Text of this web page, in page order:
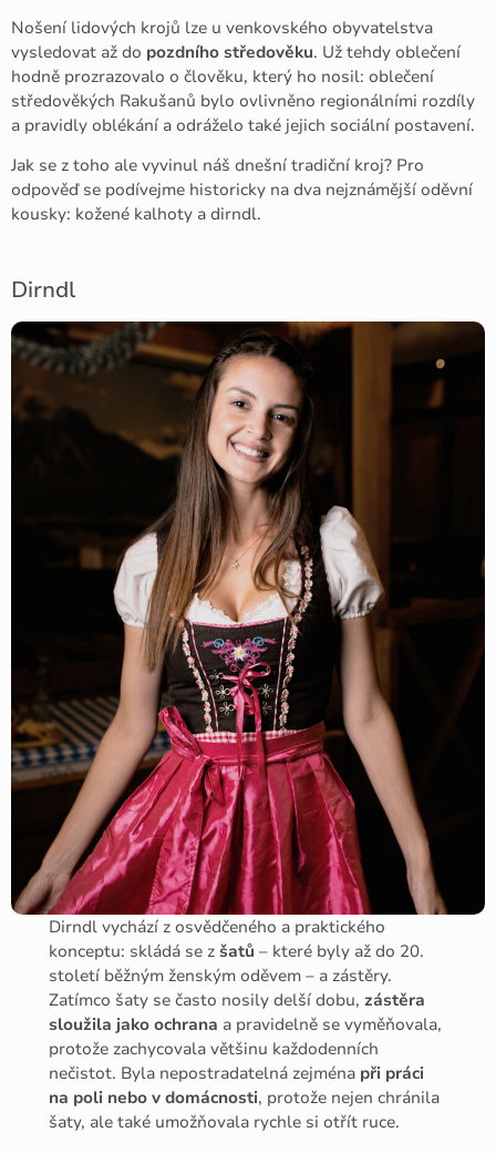
Nošení lidových krojů lze u venkovského obyvatelstva
vysledovat až do pozdního středověku. Už tehdy oblečení
hodně prozrazovalo o člověku, který ho nosil: oblečení
středověkých Rakušanů bylo ovlivněno regionálními rozdíly
a pravidly oblékání a odráželo také jejich sociální postavení.
Jak se z toho ale vyvinul náš dnešní tradiční kroj? Pro
odpověď se podívejme historicky na dva nejznámější oděvní
kousky: kožené kalhoty a dirndl.
Dirndl
Dirndl vychází z osvědčeného a praktického
konceptu: skládá se z šatů – které byly až do 20.
století běžným ženským oděvem – a zástěry.
Zatímco šaty se často nosily delší dobu,zástěra
sloužila jako ochrana a pravidelně se vyměňovala,
protože zachycovala většinu každodenních
nečistot. Byla nepostradatelná zejména při práci
na poli nebo v domácnosti, protože nejen chránila
šaty, ale také umožňovala rychle si otřít ruce.